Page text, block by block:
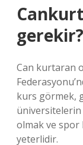
gerekir?
Can kurtaran
kurs görmek,
olmak ve spor
yeterlidir.